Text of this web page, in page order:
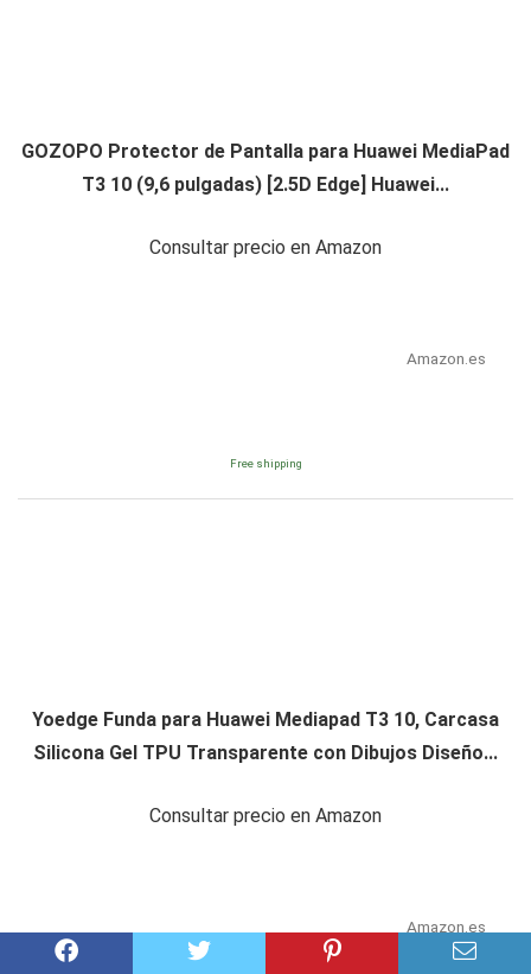
GOZOPO Protector de Pantalla para Huawei MediaPad
T3 10 (9,6 pulgadas) [2.5D Edge] Huawei...
Consultar precio en Amazon
Amazon.es
Free shipping
Yoedge Funda para Huawei Mediapad T3 10, Carcasa
Silicona Gel TPU Transparente con Dibujos Diseño...
Consultar precio en Amazon
Amazon.es